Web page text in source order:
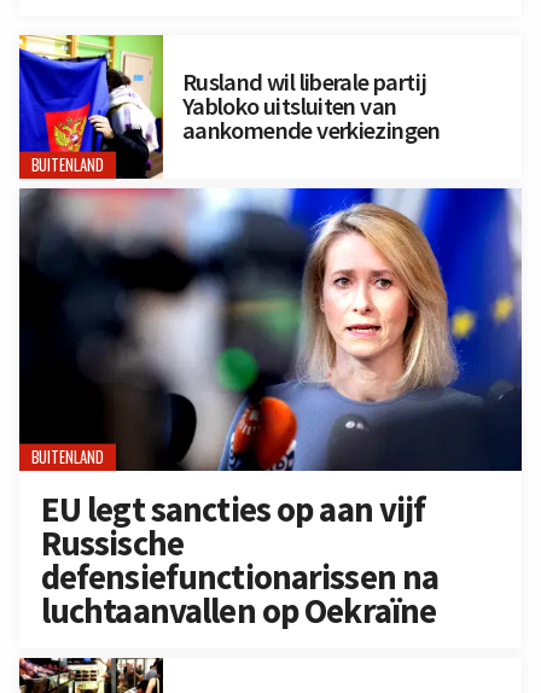
BUITENLAND
Rusland wil liberale partij
Yabloko uitsluiten van
aankomende verkiezingen
BUITENLAND
EU legt sancties op aan vijf
Russische
defensiefunctionarissen na
luchtaanvallen op Oekraïne